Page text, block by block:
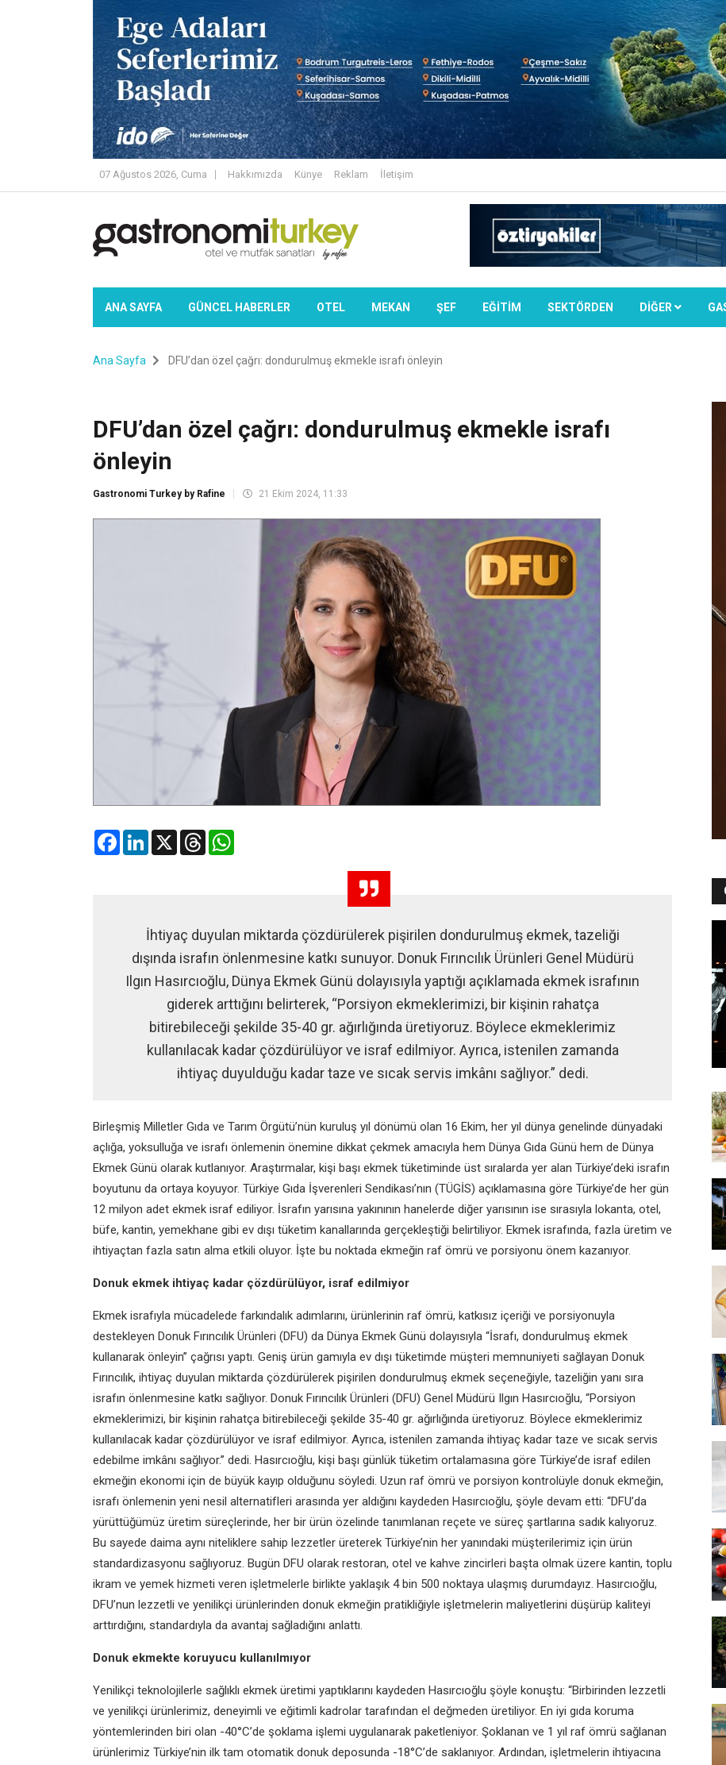
07 Ağustos 2026, Cuma Hakkımızda Künye Reklam İletişim
ANA SAYFA GÜNCEL HABERLER OTEL MEKAN ŞEF EĞİTİM SEKTÖRDEN DIĞER
Ana Sayfa DFU’dan özel çağrı: dondurulmuş ekmekle israfı önleyin
DFU’dan özel çağrı: dondurulmuş ekmekle israfı
önleyin
Gastronomi Turkey by Rafine 21 Ekim 2024, 11:33
FacebookLinkedIn
X Threads
İhtiyaç duyulan miktarda çözdürülerek pişirilen dondurulmuş ekmek, tazeliği
dışında israfın önlenmesine katkı sunuyor. Donuk Fırıncılık Ürünleri Genel Müdürü
Ilgın Hasırcıoğlu, Dünya Ekmek Günü dolayısıyla yaptığı açıklamada ekmek israfının
giderek arttığını belirterek, “Porsiyon ekmeklerimizi, bir kişinin rahatça
bitirebileceği şekilde 35-40 gr. ağırlığında üretiyoruz. Böylece ekmeklerimiz
kullanılacak kadar çözdürülüyor ve israf edilmiyor. Ayrıca, istenilen zamanda
ihtiyaç duyulduğu kadar taze ve sıcak servis imkânı sağlıyor.” dedi.
Birleşmiş Milletler Gıda ve Tarım Örgütü’nün kuruluş yıl dönümü olan 16 Ekim, her yıl dünya genelinde dünyadaki
açlığa, yoksulluğa ve israfı önlemenin önemine dikkat çekmek amacıyla hem Dünya Gıda Günü hem de Dünya
Ekmek Günü olarak kutlanıyor. Araştırmalar, kişi başı ekmek tüketiminde üst sıralarda yer alan Türkiye’deki israfın
boyutunu da ortaya koyuyor. Türkiye Gıda İşverenleri Sendikası’nın (TÜGİS) açıklamasına göre Türkiye’de her gün
12 milyon adet ekmek israf ediliyor. İsrafın yarısına yakınının hanelerde diğer yarısının ise sırasıyla lokanta, otel,
büfe, kantin, yemekhane gibi ev dışı tüketim kanallarında gerçekleştiği belirtiliyor. Ekmek israfında, fazla üretim ve
ihtiyaçtan fazla satın alma etkili oluyor. İşte bu noktada ekmeğin raf ömrü ve porsiyonu önem kazanıyor.
Donuk ekmek ihtiyaç kadar çözdürülüyor, israf edilmiyor
Ekmek israfıyla mücadelede farkındalık adımlarını, ürünlerinin raf ömrü, katkısız içeriği ve porsiyonuyla
destekleyen Donuk Fırıncılık Ürünleri (DFU) da Dünya Ekmek Günü dolayısıyla “İsrafı, dondurulmuş ekmek
kullanarak önleyin” çağrısı yaptı. Geniş ürün gamıyla ev dışı tüketimde müşteri memnuniyeti sağlayan Donuk
Fırıncılık, ihtiyaç duyulan miktarda çözdürülerek pişirilen dondurulmuş ekmek seçeneğiyle, tazeliğin yanı sıra
israfın önlenmesine katkı sağlıyor. Donuk Fırıncılık Ürünleri (DFU) Genel Müdürü Ilgın Hasırcıoğlu, “Porsiyon
ekmeklerimizi, bir kişinin rahatça bitirebileceği şekilde 35-40 gr. ağırlığında üretiyoruz. Böylece ekmeklerimiz
kullanılacak kadar çözdürülüyor ve israf edilmiyor. Ayrıca, istenilen zamanda ihtiyaç kadar taze ve sıcak servis
edebilme imkânı sağlıyor.” dedi. Hasırcıoğlu, kişi başı günlük tüketim ortalamasına göre Türkiye’de israf edilen
ekmeğin ekonomi için de büyük kayıp olduğunu söyledi. Uzun raf ömrü ve porsiyon kontrolüyle donuk ekmeğin,
israfı önlemenin yeni nesil alternatifleri arasında yer aldığını kaydeden Hasırcıoğlu, şöyle devam etti: “DFU’da
yürüttüğümüz üretim süreçlerinde, her bir ürün özelinde tanımlanan reçete ve süreç şartlarına sadık kalıyoruz.
Bu sayede daima aynı niteliklere sahip lezzetler üreterek Türkiye’nin her yanındaki müşterilerimiz için ürün
standardizasyonu sağlıyoruz. Bugün DFU olarak restoran, otel ve kahve zincirleri başta olmak üzere kantin, toplu
ikram ve yemek hizmeti veren işletmelerle birlikte yaklaşık 4 bin 500 noktaya ulaşmış durumdayız. Hasırcıoğlu,
DFU’nun lezzetli ve yenilikçi ürünlerinden donuk ekmeğin pratikliğiyle işletmelerin maliyetlerini düşürüp kaliteyi
arttırdığını, standardıyla da avantaj sağladığını anlattı.
Donuk ekmekte koruyucu kullanılmıyor
Yenilikçi teknolojilerle sağlıklı ekmek üretimi yaptıklarını kaydeden Hasırcıoğlu şöyle konuştu: “Birbirinden lezzetli
ve yenilikçi ürünlerimiz, deneyimli ve eğitimli kadrolar tarafından el değmeden üretiliyor. En iyi gıda koruma
yöntemlerinden biri olan -40°C’de şoklama işlemi uygulanarak paketleniyor. Şoklanan ve 1 yıl raf ömrü sağlanan
ürünlerimiz Türkiye’nin ilk tam otomatik donuk deposunda -18°C’de saklanıyor. Ardından, işletmelerin ihtiyacına